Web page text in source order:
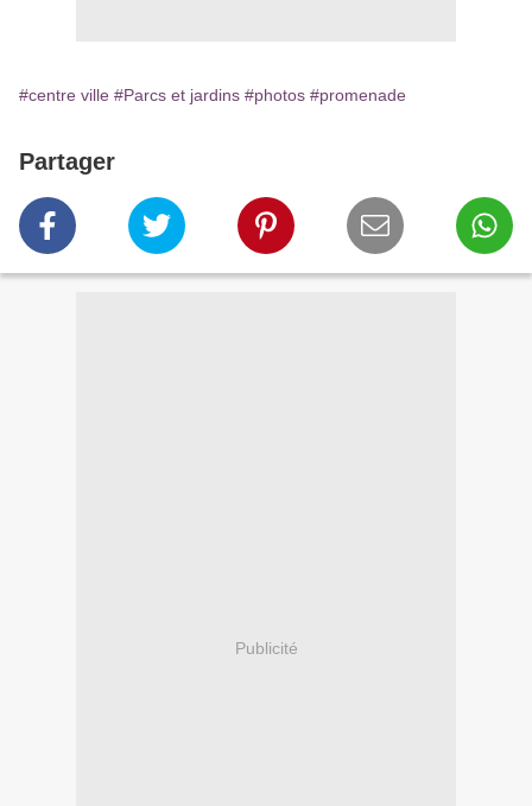
#centre ville #Parcs et jardins #photos #promenade
Partager
Publicité